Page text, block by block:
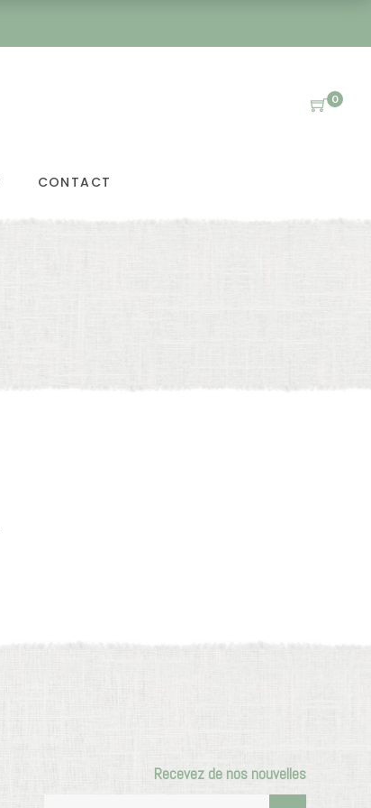
0
CONTACT
Recevez de nos nouvelles